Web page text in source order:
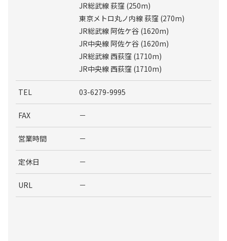
JR総武線 荻窪 (250m)
東京メトロ丸ノ内線 荻窪 (270m)
JR総武線 阿佐ケ谷 (1620m)
JR中央線 阿佐ケ谷 (1620m)
JR総武線 西荻窪 (1710m)
JR中央線 西荻窪 (1710m)
TEL 03-6279-9995
FAX －
営業時間 －
定休日 －
URL －